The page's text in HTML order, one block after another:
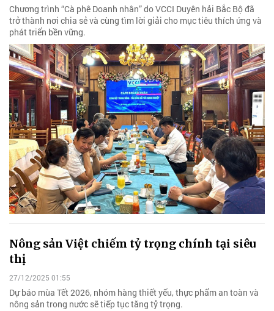
Chương trình “Cà phê Doanh nhân” do VCCI Duyên hải Bắc Bộ đã
trở thành nơi chia sẻ và cùng tìm lời giải cho mục tiêu thích ứng và
phát triển bền vững.
Nông sản Việt chiếm tỷ trọng chính tại siêu
thị
27/12/2025 01:55
Dự báo mùa Tết 2026, nhóm hàng thiết yếu, thực phẩm an toàn và
nông sản trong nước sẽ tiếp tục tăng tỷ trọng.